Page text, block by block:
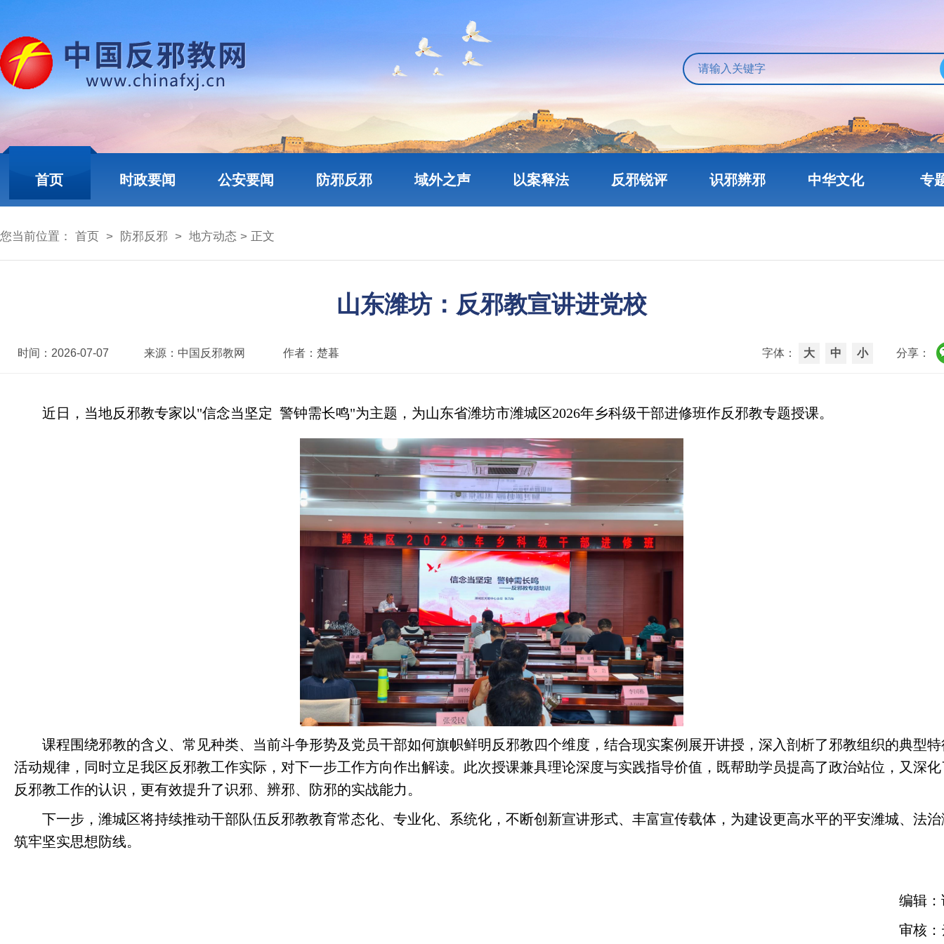
首页 时政要闻 公安要闻 防邪反邪 域外之声 以案释法 反邪锐评 识邪辨邪 中华文化 专
您当前位置： 首页 > 防邪反邪 > 地方动态 > 正文
山东潍坊：反邪教宣讲进党校
时间： 2026-07-07 来源： 中国反邪教网 作者： 楚暮 字体： 大 中 小 分享：
近日 ，当地反邪教专家以"信念当坚定 警钟需长鸣"为主题，为山东省潍坊市潍城区2026年乡科级干部进修班作反邪教专题授课。
课程围绕邪教的含义、常见种类、当前斗争形势及党员干部如何旗帜鲜明反邪教四个维度，结合现实案例展开讲授，深入剖析了邪教组织的典型
活动规律，同时立足我区反邪教工作实际，对下一步工作方向作出解读。此次授课兼具理论深度与实践指导价值，既帮助学员提高了政治站位，又深
反邪教工作的认识，更有效提升了识邪、辨邪、防邪的实战能力。
下一步，潍城区将持续推动干部队伍反邪教教育常态化、专业化、系统化，不断创新宣讲形式、丰富宣传载体，为建设更高水平的平安潍城、法
筑牢坚实思想防线。
编辑
审核